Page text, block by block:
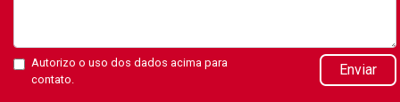
Autorizo o uso dos dados acima para
contato.
Enviar